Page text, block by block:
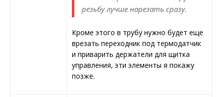
резьбу лучше нарезать сразу.
Кроме этого в трубу нужно будет еще
врезать переходник под термодатчик
и приварить держатели для щитка
управления, эти элементы я покажу
позже.